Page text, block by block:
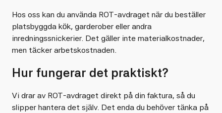
Hos oss kan du använda ROT-avdraget när du beställer
platsbyggda kök, garderober eller andra
inredningssnickerier. Det gäller inte materialkostnader,
men täcker arbetskostnaden.
Hur fungerar det praktiskt?
Vi drar av ROT-avdraget direkt på din faktura, så du
slipper hantera det själv. Det enda du behöver tänka på